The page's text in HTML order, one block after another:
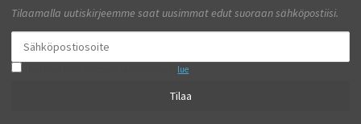
Tilaamalla uutiskirjeemme saat uusimmat edut suoraan sähköpostiisi.
lue
Tilaa